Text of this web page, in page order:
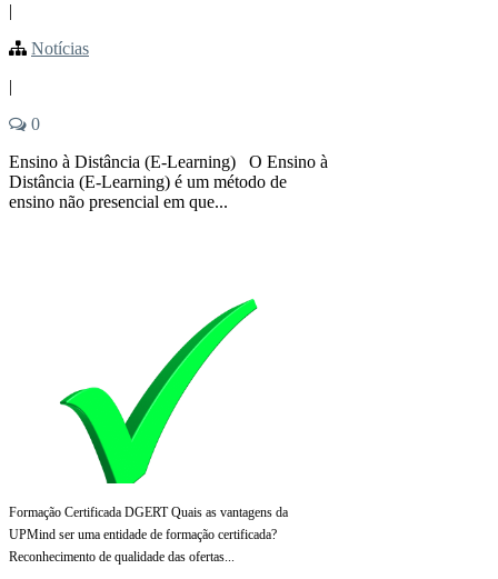
|
Notícias
|
0
Ensino à Distância (E-Learning) O Ensino à
Distância (E-Learning) é um método de
ensino não presencial em que...
Formação Certificada DGERT Quais as vantagens da
UPMind ser uma entidade de formação certificada?
Reconhecimento de qualidade das ofertas...